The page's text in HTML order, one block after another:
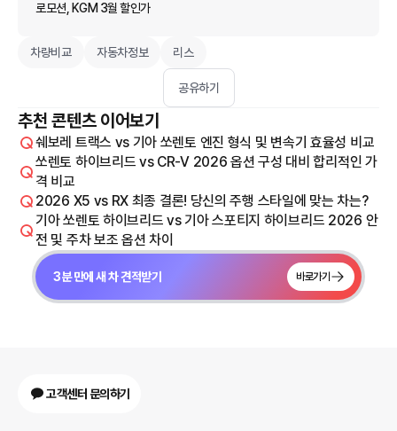
로모션, KGM 3월 할인가
차량비교 자동차정보 리스
공유하기
추천 콘텐츠 이어보기
쉐보레 트랙스 vs 기아 쏘렌토 엔진 형식 및 변속기 효율성 비교
쏘렌토 하이브리드 vs CR-V 2026 옵션 구성 대비 합리적인 가
격 비교
2026 X5 vs RX 최종 결론! 당신의 주행 스타일에 맞는 차는?
기아 쏘렌토 하이브리드 vs 기아 스포티지 하이브리드 2026 안
전 및 주차 보조 옵션 차이
3분 만에 새 차 견적받기 바로가기
고객센터 문의하기